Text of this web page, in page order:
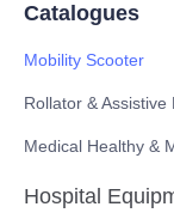
Catalogues
Mobility Scooter
Rollator & Assistive
Medical Healthy &
Hospital